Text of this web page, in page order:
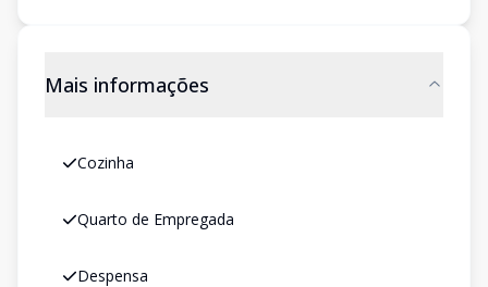
Mais informações
Cozinha
Quarto de Empregada
Despensa